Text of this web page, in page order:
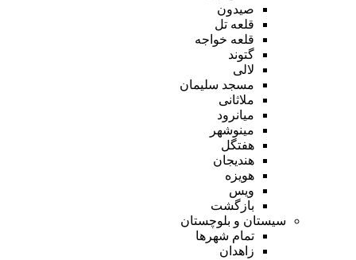
صیدون
قلعه تل
قلعه خواجه
گتوند
لالی
مسجد سلیمان
ملاثانی
میانرود
مینوشهر
هفتگل
هندیجان
هویزه
ویس
بازگشت
سیستان و بلوچستان
تمام شهر‌ها
زاهدان